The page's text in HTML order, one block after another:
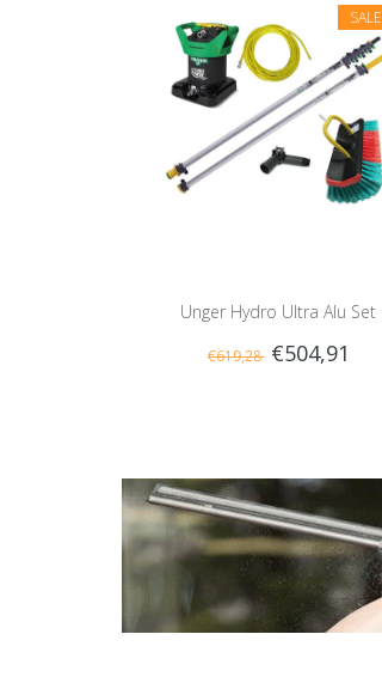
SALE
Unger Hydro Ultra Alu Set
€619,28 €504,91